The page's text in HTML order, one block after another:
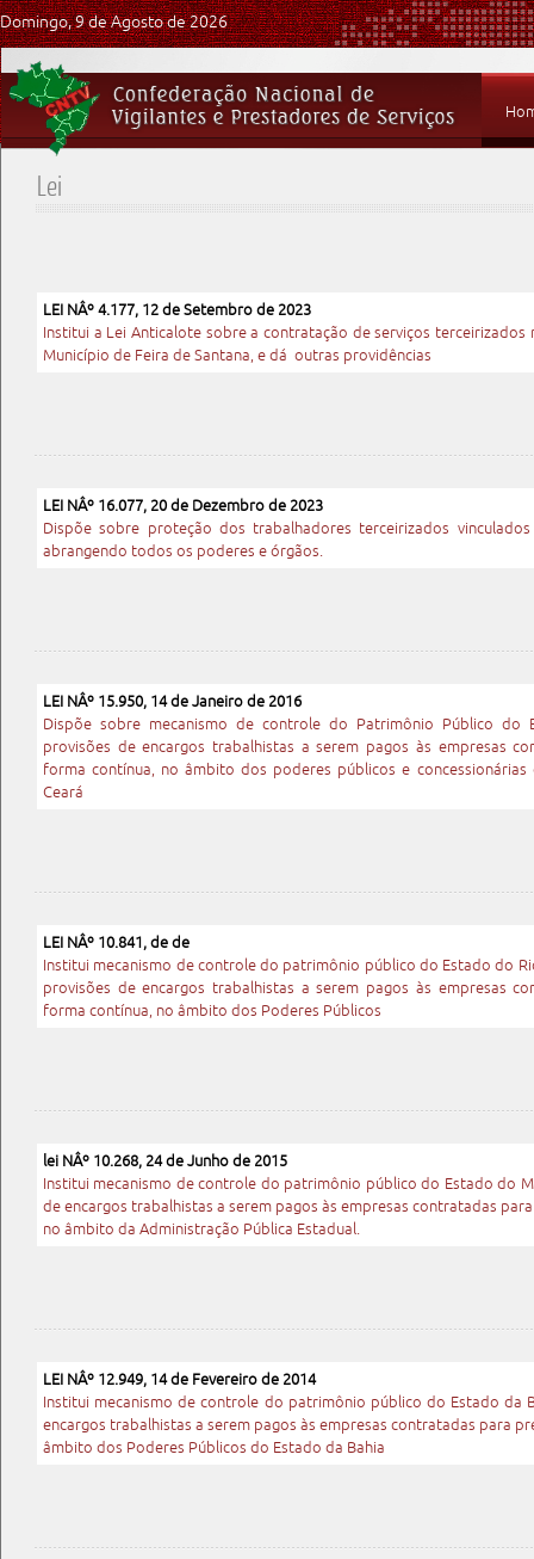
Domingo, 9 de Agosto de 2026
Lei
LEI NÂº 4.177, 12 de Setembro de 2023
Institui a Lei Anticalote sobre a contratação de serviços
Município de Feira de Santana, e dá outras providências
LEI NÂº 16.077, 20 de Dezembro de 2023
Dispõe sobre proteção dos trabalhadores terceirizados
abrangendo todos os poderes e órgãos.
LEI NÂº 15.950, 14 de Janeiro de 2016
Dispõe sobre mecanismo de controle do Patrimônio Público do
provisões de encargos trabalhistas a serem pagos às empresas
forma contínua, no âmbito dos poderes públicos e
Ceará
LEI NÂº 10.841, de de
Institui mecanismo de controle do patrimônio público do Estado do
provisões de encargos trabalhistas a serem pagos às empresas
forma contínua, no âmbito dos Poderes Públicos
lei NÂº 10.268, 24 de Junho de 2015
Institui mecanismo de controle do patrimônio público do Estado do
de encargos trabalhistas a serem pagos às empresas contratadas
no âmbito da Administração Pública Estadual.
LEI NÂº 12.949, 14 de Fevereiro de 2014
Institui mecanismo de controle do patrimônio público do Estado da
encargos trabalhistas a serem pagos às empresas contratadas para
âmbito dos Poderes Públicos do Estado da Bahia